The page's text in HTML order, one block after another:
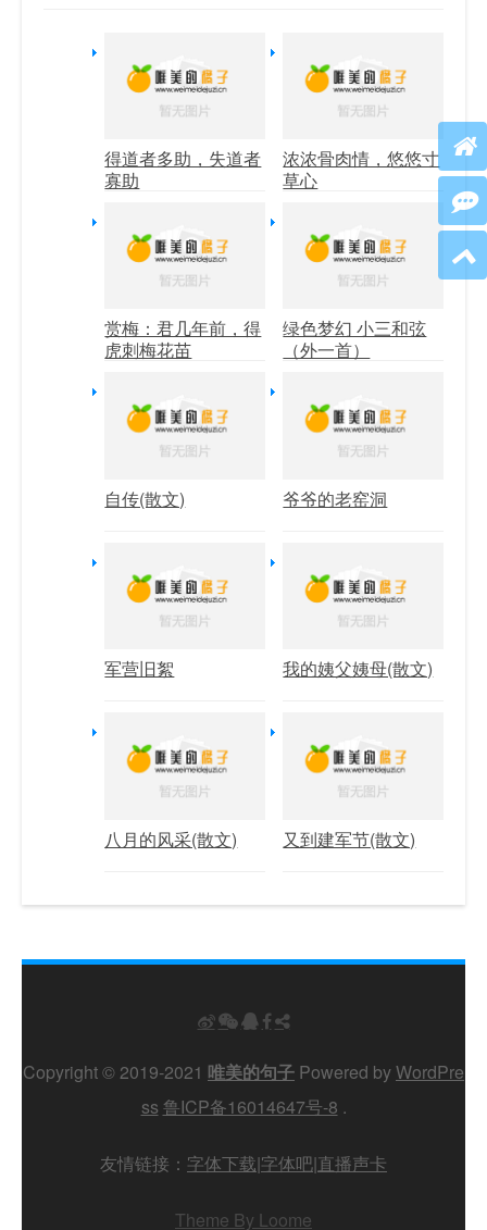
得道者多助，失道者
寡助
浓浓骨肉情，悠悠寸
草心
赏梅：君几年前，得
虎刺梅花苗
绿色梦幻 小三和弦
（外一首）
自传(散文) 爷爷的老窑洞
军营旧絮 我的姨父姨母(散文)
八月的风采(散文) 又到建军节(散文)
Copyright © 2019-2021 唯美的句子 Powered byWordPre
ss 鲁ICP备16014647号-8 .
友情链接： 字体下载|字体吧|直播声卡
Theme By Loome